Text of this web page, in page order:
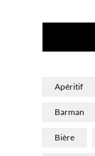
Apéritif
Barman
Bière